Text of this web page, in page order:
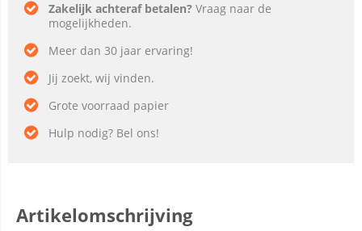
Zakelijk achteraf betalen? Vraag naar de
mogelijkheden.
Meer dan 30 jaar ervaring!
Jij zoekt, wij vinden.
Grote voorraad papier
Hulp nodig? Bel ons!
Artikelomschrijving